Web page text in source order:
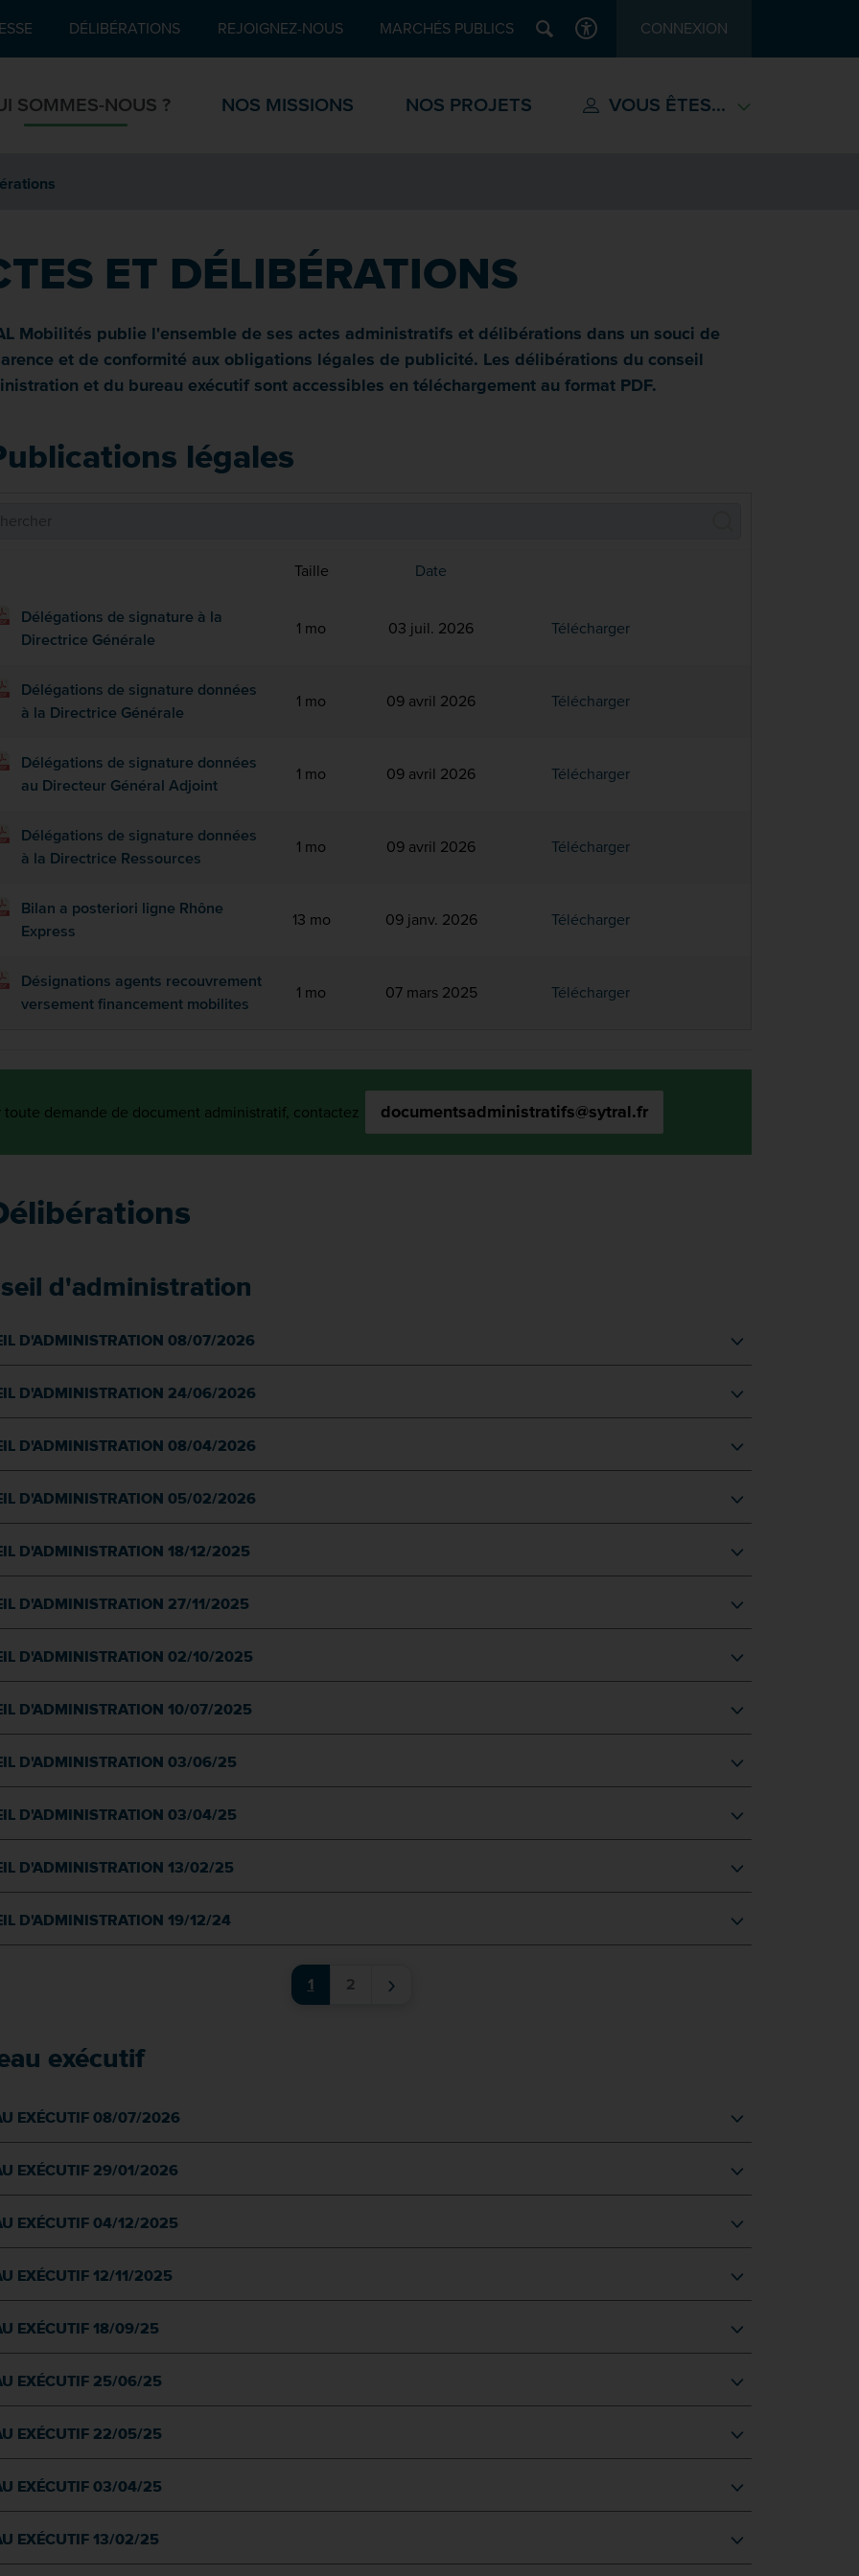
de pageDÉLIBÉRATIONS REJOIGNEZ-NOUS MARCHÉS PUBLICS Recherche
ACCESSIBILITÉCONNEXION
SOMMES-NOUS ? NOS MISSIONS NOS PROJETS VOUS ÊTES...
ET DÉLIBÉRATIONS
Mobilités publie l'ensemble de ses actes administratifs et délibérations dans un souci de
et de conformité aux obligations légales de publicité. Les délibérations du conseil
et du bureau exécutif sont accessibles en téléchargement au format PDF.
légales
Taille Date
Délégations de signature à la
Directrice Générale
1 mo 03 juil. 2026 Télécharger
Délégations de signature données
à la Directrice Générale
1 mo 09 avril 2026 Télécharger
Délégations de signature données
au Directeur Général Adjoint
1 mo 09 avril 2026 Télécharger
Délégations de signature données
à la Directrice Ressources
1 mo 09 avril 2026 Télécharger
Bilan a posteriori ligne Rhône
Express
13 mo 09 janv. 2026 Télécharger
Désignations agents recouvrement
versement financement mobilites
1 mo 07 mars 2025 Télécharger
toute demande de document administratif, contactez documentsadministratifs@sytral.fr
d'administration
D'ADMINISTRATION 08/07/2026
D'ADMINISTRATION 24/06/2026
D'ADMINISTRATION 08/04/2026
D'ADMINISTRATION 05/02/2026
D'ADMINISTRATION 18/12/2025
D'ADMINISTRATION 27/11/2025
D'ADMINISTRATION 02/10/2025
D'ADMINISTRATION 10/07/2025
D'ADMINISTRATION 03/06/25
D'ADMINISTRATION 03/04/25
D'ADMINISTRATION 13/02/25
D'ADMINISTRATION 19/12/24
1 2 ›
exécutif
EXÉCUTIF 08/07/2026
EXÉCUTIF 29/01/2026
EXÉCUTIF 04/12/2025
EXÉCUTIF 12/11/2025
EXÉCUTIF 18/09/25
EXÉCUTIF 25/06/25
EXÉCUTIF 22/05/25
EXÉCUTIF 03/04/25
EXÉCUTIF 13/02/25